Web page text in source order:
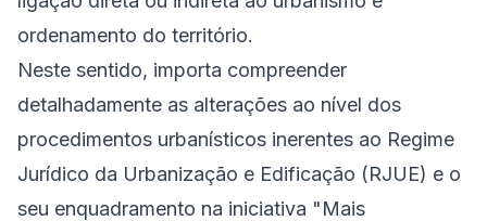
ordenamento do território.
Neste sentido, importa compreender
detalhadamente as alterações ao nível dos
procedimentos urbanísticos inerentes ao Regime
Jurídico da Urbanização e Edificação (RJUE) e o
seu enquadramento na iniciativa "Mais